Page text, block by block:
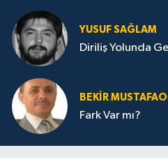
YUSUF SAĞLAM
Diriliş Yolunda
BEKIR
Fark Var mı?